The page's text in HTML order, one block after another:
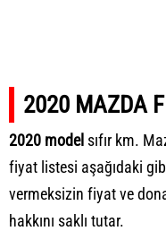
2020 MAZDA
2020 model sıfır km.
fiyat listesi aşağıdaki
vermeksizin fiyat ve
hakkını saklı tutar.